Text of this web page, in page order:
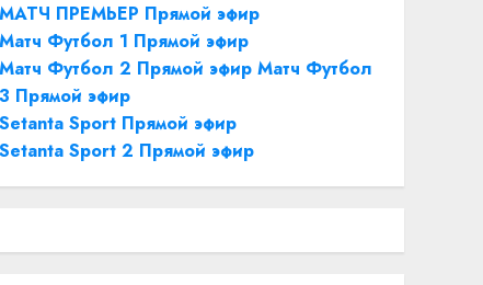
МАТЧ ПРЕМЬЕР Прямой эфир
Матч Футбол 1 Прямой эфир
Матч Футбол 2 Прямой эфир Матч Футбол
3 Прямой эфир
Setanta Sport Прямой эфир
Setanta Sport 2 Прямой эфир